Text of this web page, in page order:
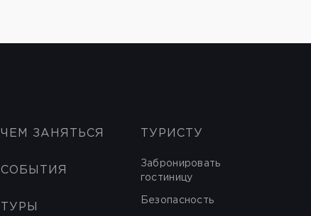
ЧЕМ ЗАНЯТЬСЯ
СОБЫТИЯ
ТУРЫ
ТУРИСТУ
Забронировать
гостиницу
Безопасность